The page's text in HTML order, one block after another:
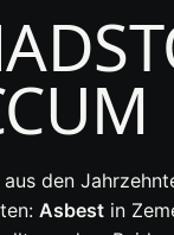
aus den
Asbest in